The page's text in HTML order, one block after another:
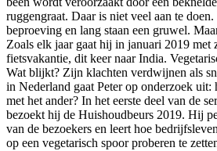
ruggengraat. Daar is niet veel aan te
beproeving en lang staan een gruwel.
Zoals elk jaar gaat hij in januari 2019 met
fietsvakantie, dit keer naar India.
Wat blijkt? Zijn klachten verdwijnen als
in Nederland gaat Peter op onderzoek uit:
met het ander? In het eerste deel van de
bezoekt hij de Huishoudbeurs 2019. Hij
van de bezoekers en leert hoe
op een vegetarisch spoor proberen te